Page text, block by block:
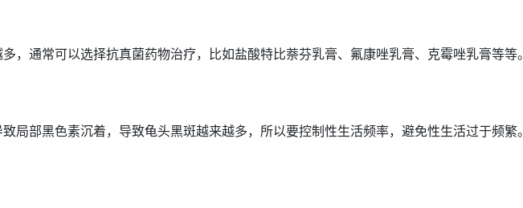
，通常可以选择抗真菌药物治疗，比如盐酸特比萘芬乳膏、氟康唑乳膏、 克霉唑乳膏等等。
局部黑色素沉着，导致龟头黑斑越来越多，所以要控制性生活频率，避免性生活过于频繁。